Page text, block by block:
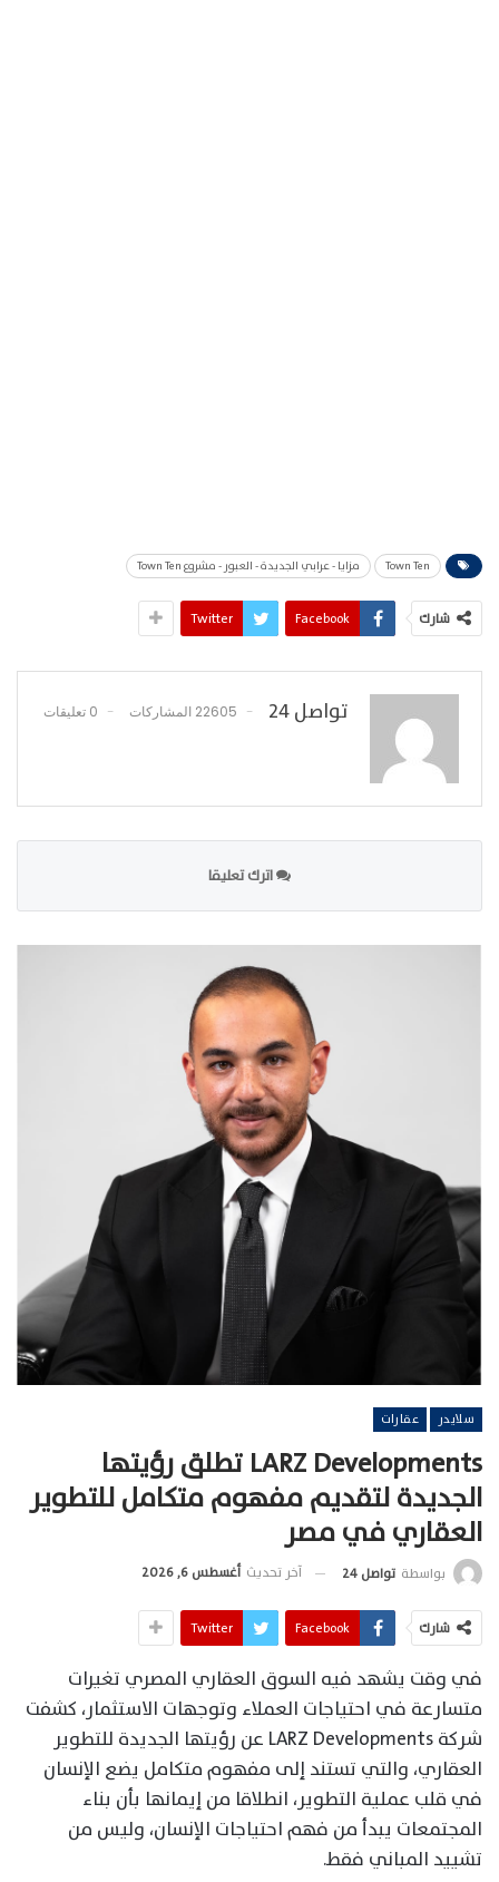
Town Ten مزايا - عرابي الجديدة - العبور - مشروع Town Ten
شارك Facebook
Twitter
تواصل 24 22605 المشاركات 0 تعليقات
اترك تعليقا
سلايدر عقارات
LARZ Developments تطلق رؤيتها
الجديدة لتقديم مفهوم متكامل للتطوير
العقاري في مصر
بواسطة تواصل 24 آخر تحديث أغسطس 6, 2026
شارك Facebook
Twitter
في وقت يشهد فيه السوق العقاري المصري تغيرات
متسارعة في احتياجات العملاء وتوجهات الاستثمار، كشفت
شركة LARZ Developments عن رؤيتها الجديدة للتطوير
العقاري، والتي تستند إلى مفهوم متكامل يضع الإنسان
في قلب عملية التطوير، انطلاقا من إيمانها بأن بناء
المجتمعات يبدأ من فهم احتياجات الإنسان، وليس من
تشييد المباني فقط.